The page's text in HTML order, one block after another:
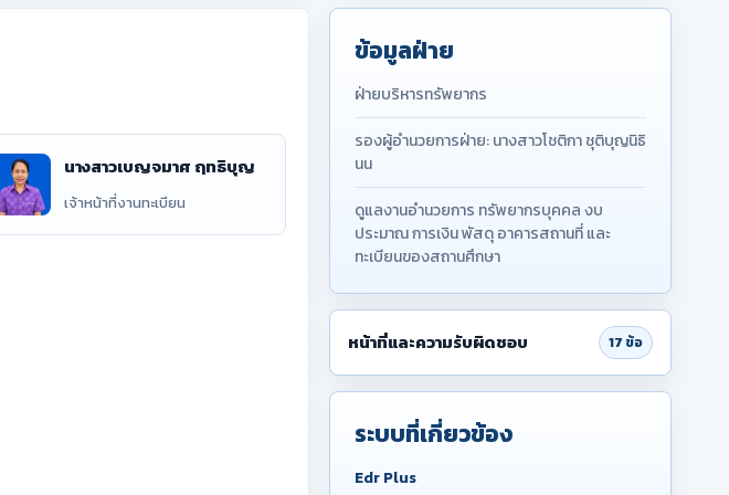
นางสาวเบญจมาศ ฤทธิบุญ
เจ้าหน้าที่งานทะเบียน
ข้อมูลฝ่าย
ฝ่ายบริหารทรัพยากร
รองผู้อำนวยการฝ่าย: นางสาวโชติกา ชุติบุญนิธิ
นน
ดูแลงานอำนวยการ ทรัพยากรบุคคล งบ
ประมาณ การเงิน พัสดุ อาคารสถานที่ และ
ทะเบียนของสถานศึกษา
หน้าที่และความรับผิดชอบ 17 ข้อ
ระบบที่เกี่ยวข้อง
Edr Plus